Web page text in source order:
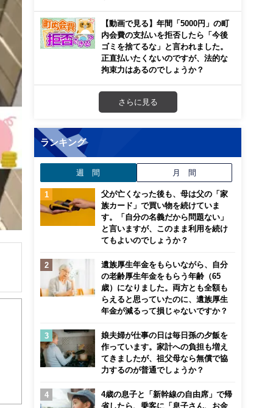
き
【動画で見る】年間「5000円」の町
内会費の支払いを拒否したら「今後
ゴミを捨てるな」と言われました。
正直払いたくないのですが、法的な
拘束力はあるのでしょうか？
さらに見る
ランキング
週 間 月 間
父が亡くなった後も、母は父の「家
族カード」で買い物を続けていま
す。「自分の名義だから問題ない」
と言いますが、このまま利用を続け
てもよいのでしょうか？
遺族厚生年金をもらいながら、自分
の老齢厚生年金をもらう年齢（65
歳）になりました。両方とも全額も
らえると思っていたのに、遺族厚生
年金が減るって損じゃないですか？
娘夫婦が仕事の日は毎日孫の夕飯を
作っています。家計への負担も増え
てきましたが、祖父母なら無償で協
力するのが普通でしょうか？
4歳の息子と「新幹線の自由席」で帰
省したら、乗客に「息子さん、お金